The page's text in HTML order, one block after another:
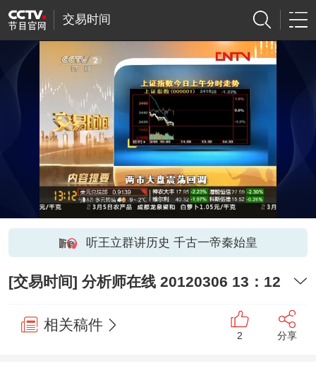
交易时间
听王立群讲历史 千古一帝秦始皇
[交易时间] 分析师在线 20120306 13：12
相关稿件
2 分享